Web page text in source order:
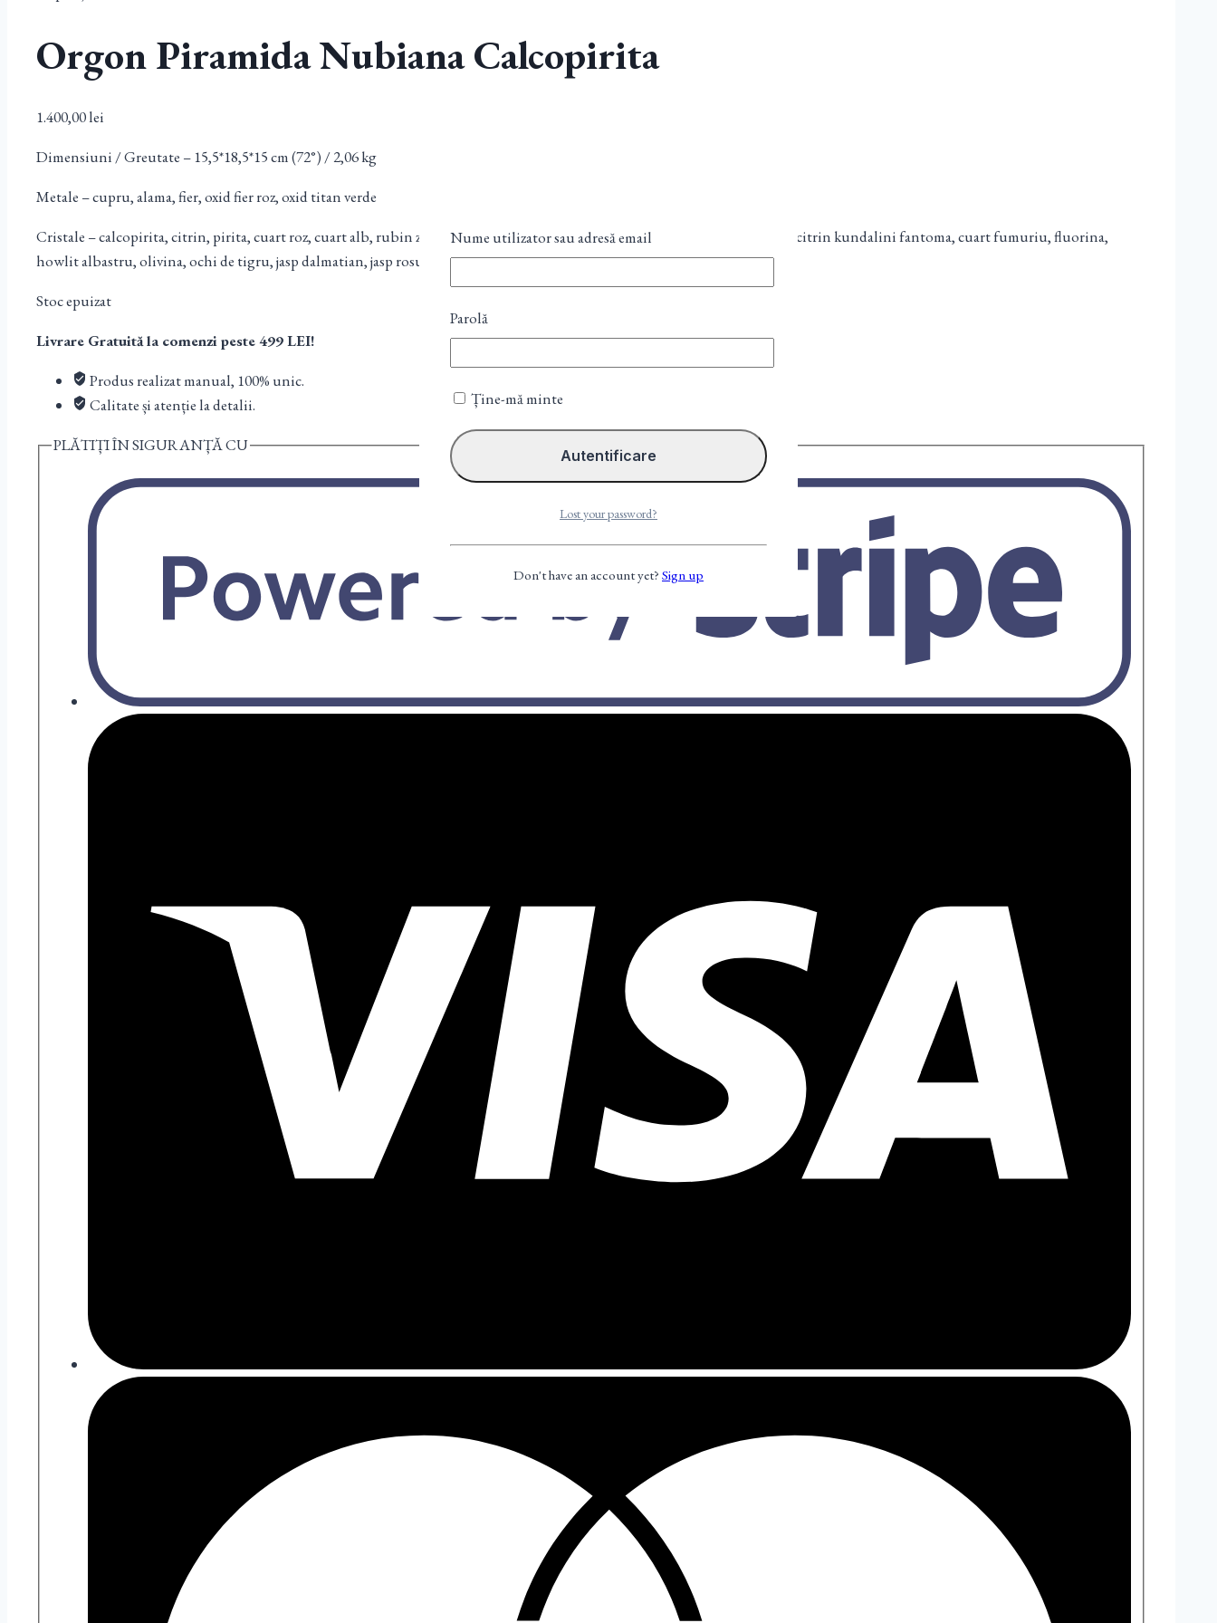
Orgon Piramida Nubiana Calcopirita
1.400,00lei
Dimensiuni / Greutate – 15,5*18,5*15 cm (72°) / 2,06 kg
Metale – cupru, alama, fier, oxid fier roz, oxid titan verde
Cristale – calcopirita, citrin, pirita, cuart roz, cuart alb, rubin zoisit, ametist chevron, ametist, cuart transparent, lapislazuli, citrin kundalini fantoma, cuart fumuriu, fluorina,
howlit albastru, olivina, ochi de tigru, jasp dalmatian, jasp rosu, hematit
Stoc epuizat
Livrare Gratuită la comenzi peste 499 LEI!
Produs realizat manual, 100% unic.
Calitate și atenție la detalii.
PLĂTIȚI ÎN SIGURANȚĂ CU
Nume utilizator sau adresă email
Parolă
Ține-mă minte
Lost your password?
Don't have an account yet? Sign up